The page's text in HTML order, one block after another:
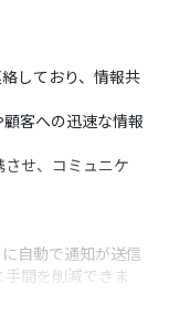
しており、情報共
客への迅速な情報
せ、コミュニケ
自動で通知が送信
間を削減できま